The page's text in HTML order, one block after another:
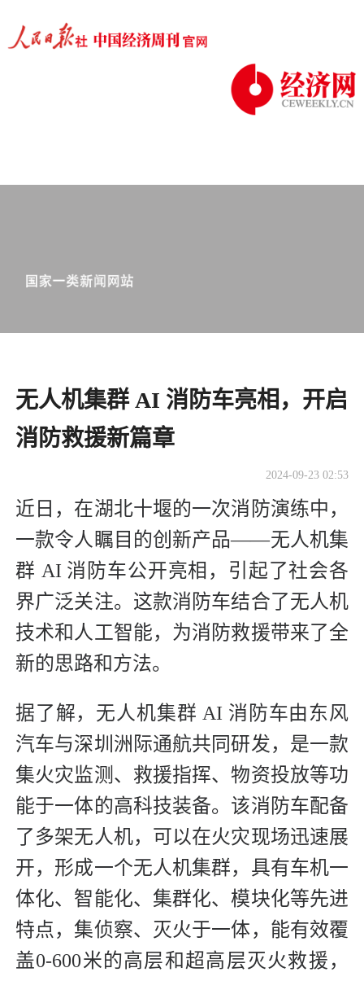
无人机集群 AI 消防车亮相，开启
消防救援新篇章
2024-09-23 02:53
近日，在湖北十堰的一次消防演练中，
一款令人瞩目的创新产品——无人机集
群 AI 消防车公开亮相，引起了社会各
界广泛关注。这款消防车结合了无人机
技术和人工智能，为消防救援带来了全
新的思路和方法。
据了解，无人机集群 AI 消防车由东风
汽车与深圳洲际通航共同研发，是一款
集火灾监测、救援指挥、物资投放等功
能于一体的高科技装备。该消防车配备
了多架无人机，可以在火灾现场迅速展
开，形成一个无人机集群，具有车机一
体化、智能化、集群化、模块化等先进
特点，集侦察、灭火于一体，能有效覆
盖0-600米的高层和超高层灭火救援，